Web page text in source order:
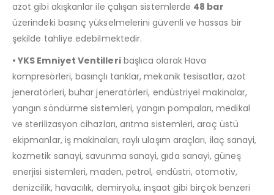
azot gibi akışkanlar ile çalışan sistemlerde 48 bar
üzerindeki basınç yükselmelerini güvenli ve hassas bir
şekilde tahliye edebilmektedir.
• YKS Emniyet Ventilleribaşlıca olarak Hava
kompresörleri, basınçlı tanklar, mekanik tesisatlar, azot
jeneratörleri, buhar jeneratörleri, endüstriyel makinalar,
yangın söndürme sistemleri, yangın pompaları, medikal
ve sterilizasyon cihazları, arıtma sistemleri, araç üstü
ekipmanlar, iş makinaları, raylı ulaşım araçları, ilaç sanayi,
kozmetik sanayi, savunma sanayi, gıda sanayi, güneş
enerjisi sistemleri, maden, petrol, endüstri, otomotiv,
denizcilik, havacılık, demiryolu, inşaat gibi birçok benzeri